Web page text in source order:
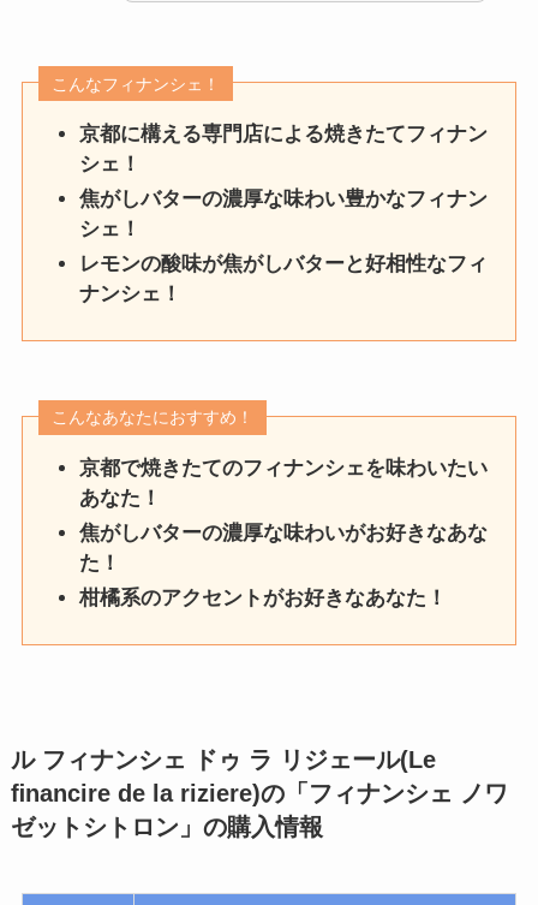
こんなフィナンシェ！
京都に構える専門店による焼きたてフィナン
シェ！
焦がしバターの濃厚な味わい豊かなフィナン
シェ！
レモンの酸味が焦がしバターと好相性なフィ
ナンシェ！
こんなあなたにおすすめ！
京都で焼きたてのフィナンシェを味わいたい
あなた！
焦がしバターの濃厚な味わいがお好きなあな
た！
柑橘系のアクセントがお好きなあなた！
ル フィナンシェ ドゥ ラ リジェール(Le
ﬁnancire de la riziere)の「フィナンシェ ノワ
ゼットシトロン」 の購入情報